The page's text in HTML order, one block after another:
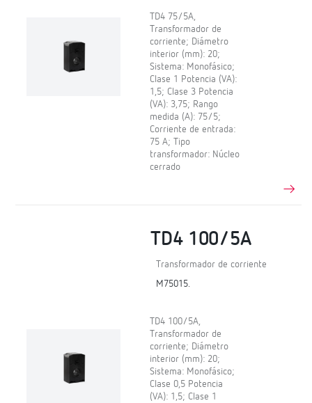
TD4 75/5A,
Transformador de
corriente; Diámetro
interior (mm): 20;
Sistema: Monofásico;
Clase 1 Potencia (VA):
1,5; Clase 3 Potencia
(VA): 3,75; Rango
medida (A): 75/5;
Corriente de entrada:
75 A; Tipo
transformador: Núcleo
cerrado
TD4 100/5A
Transformador de corriente
M75015.
TD4 100/5A,
Transformador de
corriente; Diámetro
interior (mm): 20;
Sistema: Monofásico;
Clase 0,5 Potencia
(VA): 1,5; Clase 1